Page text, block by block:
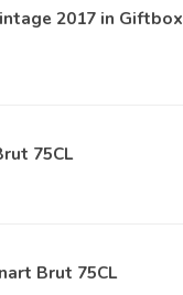
2017 in Giftbox
75CL
Brut 75CL